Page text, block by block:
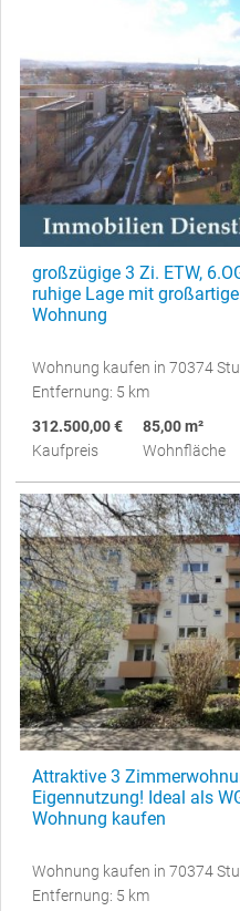
großzügige 3 Zi. ETW,
ruhige Lage mit
Wohnung
Wohnung kaufen in 70374
Entfernung: 5 km
312.500,00 €
Kaufpreis
85,00 m²
Wohnfläche
Attraktive 3
Eigennutzung! Ideal als
Wohnung kaufen
Wohnung kaufen in 70374
Entfernung: 5 km